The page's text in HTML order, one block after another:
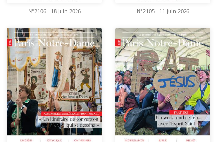
N°2106 - 18 juin 2026 N°2105 - 11 juin 2026